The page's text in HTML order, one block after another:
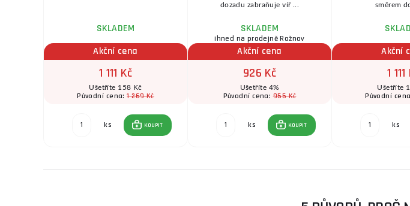
SKLADEM
Akční cena
1 111 Kč
Ušetříte 158 Kč
Původní cena:1 269 Kč
ks KOUPIT
dozadu zabraňuje víř ...
SKLADEM
ihned na prodejně Rožnov
Akční cena
926 Kč
Ušetříte 4%
Původní cena:955 Kč
ks KOUPIT
směrem
Akční
1
Ušetříte
Původní
ks